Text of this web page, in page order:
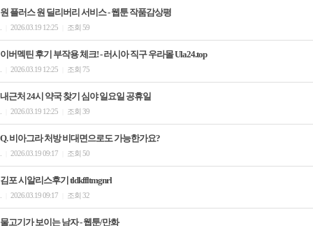
원 플러스 원 딜리버리 서비스 - 웹툰 작품감상평
2026.03.19 12:25 조회 59
이버멕틴 후기 부작용 체크! - 러시아 직구 우라몰 Ula24.top
2026.03.19 12:25 조회 75
내근처 24시 약국 찾기 심야 일요일 공휴일
2026.03.19 12:25 조회 39
Q. 비아그라 처방 비대면으로도 가능한가요?
2026.03.19 09:17 조회 50
김포 시알리스후기 tldkffltmgnrl
2026.03.19 09:17 조회 32
물고기가 보이는 남자 - 웹툰/만화